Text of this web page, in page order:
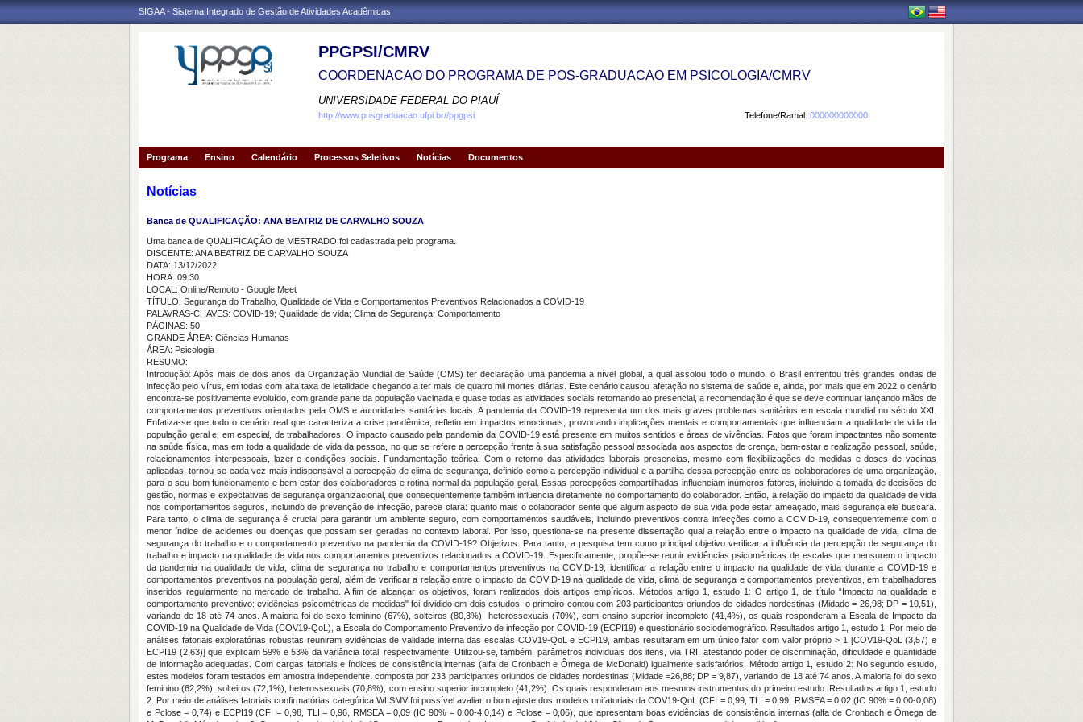
SIGAA - Sistema Integrado de Gestão de Atividades Acadêmicas
PPGPSI/CMRV
COORDENACAO DO PROGRAMA DE POS-GRADUACAO EM PSICOLOGIA/CMRV
UNIVERSIDADE FEDERAL DO PIAUÍ
Telefone/Ramal: 000000000000
http://www.posgraduacao.ufpi.br//ppgpsi
Programa Ensino Calendário Processos Seletivos Notícias Documentos
Notícias
Banca de QUALIFICAÇÃO: ANA BEATRIZ DE CARVALHO SOUZA
Uma banca de QUALIFICAÇÃO de MESTRADO foi cadastrada pelo programa.
DISCENTE: ANA BEATRIZ DE CARVALHO SOUZA
DATA: 13/12/2022
HORA: 09:30
LOCAL: Online/Remoto - Google Meet
TÍTULO: Segurança do Trabalho, Qualidade de Vida e Comportamentos Preventivos Relacionados a COVID-19
PALAVRAS-CHAVES: COVID-19; Qualidade de vida; Clima de Segurança; Comportamento
PÁGINAS: 50
GRANDE ÁREA: Ciências Humanas
ÁREA: Psicologia
RESUMO:
Introdução: Após mais de dois anos da Organização Mundial de Saúde (OMS) ter declaração uma pandemia a nível global, a qual assolou todo o mundo, o Brasil enfrentou três grandes ondas de
infecção pelo vírus, em todas com alta taxa de letalidade chegando a ter mais de quatro mil mortes diárias. Este cenário causou afetação no sistema de saúde e, ainda, por mais que em 2022 o cenário
encontra-se positivamente evoluído, com grande parte da população vacinada e quase todas as atividades sociais retornando ao presencial, a recomendação é que se deve continuar lançando mãos de
comportamentos preventivos orientados pela OMS e autoridades sanitárias locais. A pandemia da COVID-19 representa um dos mais graves problemas sanitários em escala mundial no século XXI.
Enfatiza-se que todo o cenário real que caracteriza a crise pandêmica, refletiu em impactos emocionais, provocando implicações mentais e comportamentais que influenciam a qualidade de vida da
população geral e, em especial, de trabalhadores. O impacto causado pela pandemia da COVID-19 está presente em muitos sentidos e áreas de vivências. Fatos que foram impactantes não somente
na saúde física, mas em toda a qualidade de vida da pessoa, no que se refere a percepção frente à sua satisfação pessoal associada aos aspectos de crença, bem-estar e realização pessoal, saúde,
relacionamentos interpessoais, lazer e condições sociais. Fundamentação teórica: Com o retorno das atividades laborais presencias, mesmo com flexibilizações de medidas e doses de vacinas
aplicadas, tornou-se cada vez mais indispensável a percepção de clima de segurança, definido como a percepção individual e a partilha dessa percepção entre os colaboradores de uma organização,
para o seu bom funcionamento e bem-estar dos colaboradores e rotina normal da população geral. Essas percepções compartilhadas influenciam inúmeros fatores, incluindo a tomada de decisões de
gestão, normas e expectativas de segurança organizacional, que consequentemente também influencia diretamente no comportamento do colaborador. Então, a relação do impacto da qualidade de vida
nos comportamentos seguros, incluindo de prevenção de infecção, parece clara: quanto mais o colaborador sente que algum aspecto de sua vida pode estar ameaçado, mais segurança ele buscará.
Para tanto, o clima de segurança é crucial para garantir um ambiente seguro, com comportamentos saudáveis, incluindo preventivos contra infecções como a COVID-19, consequentemente com o
menor índice de acidentes ou doenças que possam ser geradas no contexto laboral. Por isso, questiona-se na presente dissertação qual a relação entre o impacto na qualidade de vida, clima de
segurança do trabalho e o comportamento preventivo na pandemia da COVID-19? Objetivos: Para tanto, a pesquisa tem como principal objetivo verificar a influência da percepção de segurança do
trabalho e impacto na qualidade de vida nos comportamentos preventivos relacionados a COVID-19. Especificamente, propõe-se reunir evidências psicométricas de escalas que mensurem o impacto
da pandemia na qualidade de vida, clima de segurança no trabalho e comportamentos preventivos na COVID-19; identificar a relação entre o impacto na qualidade de vida durante a COVID-19 e
comportamentos preventivos na população geral, além de verificar a relação entre o impacto da COVID-19 na qualidade de vida, clima de segurança e comportamentos preventivos, em trabalhadores
inseridos regularmente no mercado de trabalho. A fim de alcançar os objetivos, foram realizados dois artigos empíricos. Métodos artigo 1, estudo 1: O artigo 1, de título “Impacto na qualidade e
comportamento preventivo: evidências psicométricas de medidas" foi dividido em dois estudos, o primeiro contou com 203 participantes oriundos de cidades nordestinas (Midade = 26,98; DP = 10,51),
variando de 18 até 74 anos. A maioria foi do sexo feminino (67%), solteiros (80,3%), heterossexuais (70%), com ensino superior incompleto (41,4%), os quais responderam a Escala de Impacto da
COVID-19 na Qualidade de Vida (COV19-QoL), a Escala do Comportamento Preventivo de infecção por COVID-19 (ECPI19) e questionário sociodemográfico. Resultados artigo 1, estudo 1: Por meio de
análises fatoriais exploratórias robustas reuniram evidências de validade interna das escalas COV19-QoL e ECPI19, ambas resultaram em um único fator com valor próprio > 1 [COV19-QoL (3,57) e
ECPI19 (2,63)] que explicam 59% e 53% da variância total, respectivamente. Utilizou-se, também, parâmetros individuais dos itens, via TRI, atestando poder de discriminação, dificuldade e quantidade
de informação adequadas. Com cargas fatoriais e índices de consistência internas (alfa de Cronbach e Ômega de McDonald) igualmente satisfatórios. Método artigo 1, estudo 2: No segundo estudo,
estes modelos foram testados em amostra independente, composta por 233 participantes oriundos de cidades nordestinas (Midade =26,88; DP = 9,87), variando de 18 até 74 anos. A maioria foi do sexo
feminino (62,2%), solteiros (72,1%), heterossexuais (70,8%), com ensino superior incompleto (41,2%). Os quais responderam aos mesmos instrumentos do primeiro estudo. Resultados artigo 1, estudo
2: Por meio de análises fatoriais confirmatórias categórica WLSMV foi possível avaliar o bom ajuste dos modelos unifatoriais da COV19-QoL (CFI = 0,99, TLI = 0,99, RMSEA = 0,02 (IC 90% = 0,00-0,08)
e Pclose = 0,74) e ECPI19 (CFI = 0,98, TLI = 0,96, RMSEA = 0,09 (IC 90% = 0,00-4,0,14) e Pclose = 0,06), que apresentam boas evidências de consistência internas (alfa de Cronbach e Ômega de